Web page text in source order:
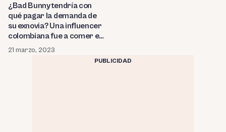
¿Bad Bunny tendría con
qué pagar la demanda de
su exnovia? Una influencer
colombiana fue a comer en
el restaurante del rapero y
mira cuánto hizo la factura
21 marzo, 2023
PUBLICIDAD